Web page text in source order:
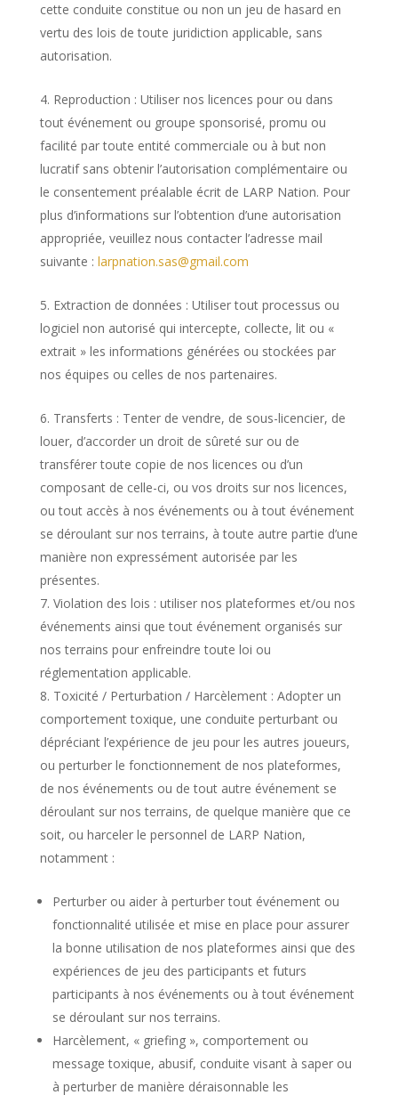
cette conduite constitue ou non un jeu de hasard en
vertu des lois de toute juridiction applicable, sans
autorisation.
Reproduction : Utiliser nos licences pour ou dans
tout événement ou groupe sponsorisé, promu ou
facilité par toute entité commerciale ou à but non
lucratif sans obtenir l’autorisation complémentaire ou
le consentement préalable écrit de LARP Nation. Pour
plus d’informations sur l’obtention d’une autorisation
appropriée, veuillez nous contacter l’adresse mail
suivante : larpnation.sas@gmail.com
Extraction de données : Utiliser tout processus ou
logiciel non autorisé qui intercepte, collecte, lit ou «
extrait » les informations générées ou stockées par
nos équipes ou celles de nos partenaires.
Transferts : Tenter de vendre, de sous-licencier, de
louer, d’accorder un droit de sûreté sur ou de
transférer toute copie de nos licences ou d’un
composant de celle-ci, ou vos droits sur nos licences,
ou tout accès à nos événements ou à tout événement
se déroulant sur nos terrains, à toute autre partie d’une
manière non expressément autorisée par les
présentes.
Violation des lois : utiliser nos plateformes et/ou nos
événements ainsi que tout événement organisés sur
nos terrains pour enfreindre toute loi ou
réglementation applicable.
Toxicité / Perturbation / Harcèlement : Adopter un
comportement toxique, une conduite perturbant ou
dépréciant l’expérience de jeu pour les autres joueurs,
ou perturber le fonctionnement de nos plateformes,
de nos événements ou de tout autre événement se
déroulant sur nos terrains, de quelque manière que ce
soit, ou harceler le personnel de LARP Nation,
notamment :
Perturber ou aider à perturber tout événement ou
fonctionnalité utilisée et mise en place pour assurer
la bonne utilisation de nos plateformes ainsi que des
expériences de jeu des participants et futurs
participants à nos événements ou à tout événement
se déroulant sur nos terrains.
Harcèlement, « griefing », comportement ou
message toxique, abusif, conduite visant à saper ou
à perturber de manière déraisonnable les